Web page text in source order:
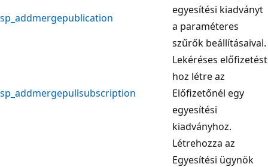
sp_addmergepublication
egyesítési kiadványt
a paraméteres
szűrők beállításaival.
sp_addmergepullsubscription
Lekéréses előfizetést
hoz létre az
Előfizetőnél egy
egyesítési
kiadványhoz.
Létrehozza az
Egyesítési ügynök